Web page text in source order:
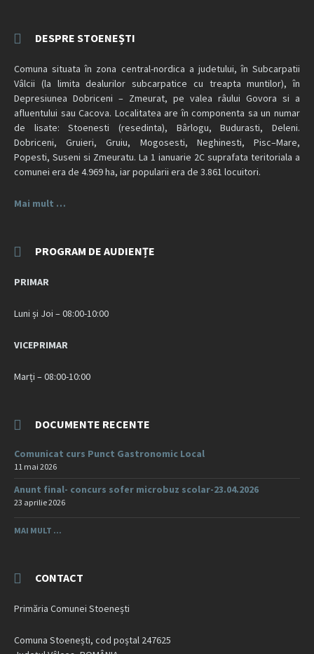
DESPRE STOENEȘTI
Comuna situata în zona central-nordica a judetului, în Subcarpatii
Vâlcii (la limita dealurilor subcarpatice cu treapta muntilor), în
Depresiunea Dobriceni – Zmeurat, pe valea râului Govora si a
afluentului sau Cacova. Localitatea are în componenta sa un numar
de lisate: Stoenesti (resedinta), Bârlogu, Budurasti, Deleni.
Dobriceni, Gruieri, Gruiu, Mogosesti, Neghinesti, Pisc–Mare,
Popesti, Suseni si Zmeuratu. La 1 ianuarie 2C suprafata teritoriala a
comunei era de 4.969 ha, iar popularii era de 3.861 locuitori.
Mai mult …
PROGRAM DE AUDIENȚE
PRIMAR
Luni și Joi – 08:00-10:00
VICEPRIMAR
Marți – 08:00-10:00
DOCUMENTE RECENTE
Comunicat curs Punct Gastronomic Local
11 mai 2026
Anunt final- concurs sofer microbuz scolar-23.04.2026
23 aprilie 2026
MAI MULT ...
CONTACT
Primăria Comunei Stoenești
Comuna Stoenești, cod poștal 247625